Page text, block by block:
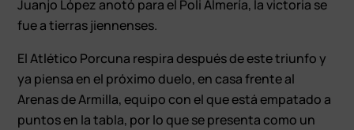
Juanjo López anotó para el Poli Almería, la victoria se
fue a tierras jiennenses.
El Atlético Porcuna respira después de este triunfo y
ya piensa en el próximo duelo, en casa frente al
Arenas de Armilla, equipo con el que está empatado a
puntos en la tabla, por lo que se presenta como un